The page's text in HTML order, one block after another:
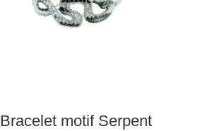
Bracelet motif Serpent